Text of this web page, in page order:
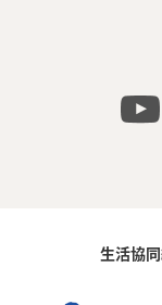
生活協